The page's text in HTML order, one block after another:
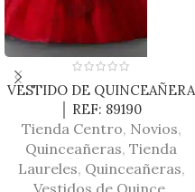
VESTIDO DE QUINCEAÑERA
│ REF: 89190
Tienda Centro, Novios,
Quinceañeras, Tienda
Laureles, Quinceañeras,
Vestidos de Quince,